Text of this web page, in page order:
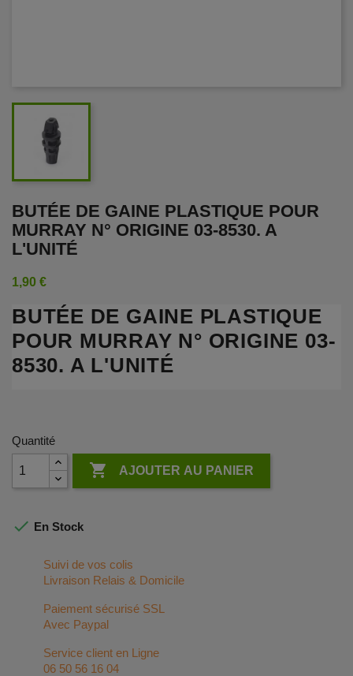
BUTÉE DE GAINE PLASTIQUE POUR
MURRAY N° ORIGINE 03-8530. A
L'UNITÉ
1,90 €
BUTÉE DE GAINE PLASTIQUE
POUR MURRAY N° ORIGINE 03-
8530. A L'UNITÉ
Quantité
 AJOUTER AU PANIER
 En Stock
Suivi de vos colis
Livraison Relais & Domicile
Paiement sécurisé SSL
Avec Paypal
Service client en Ligne
06 50 56 16 04